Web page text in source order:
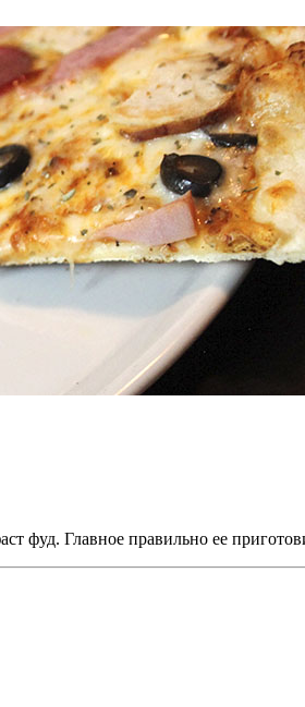
фуд. Главное правильно ее